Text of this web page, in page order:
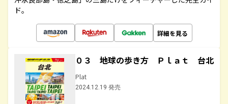
ド。
詳細を見る
０３ 地球の歩き方 Ｐｌａｔ 台北
Plat
2024.12.19 発売